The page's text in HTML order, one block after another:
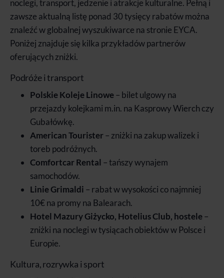
noclegi, transport, jedzenie i atrakcje kulturalne. Pełną i
zawsze aktualną listę ponad 30 tysięcy rabatów można
znaleźć w globalnej wyszukiwarce na stronie EYCA.
Poniżej znajduje się kilka przykładów partnerów
oferujących zniżki.
Podróże i transport
Polskie Koleje Linowe– bilet ulgowy na
przejazdy kolejkami m.in. na Kasprowy Wierch czy
Gubałówkę.
American Tourister– zniżki na zakup walizek i
toreb podróżnych.
Comfortcar Rental – tańszy wynajem
samochodów.
Linie Grimaldi – rabat w wysokości co najmniej
10€ na promy na Balearach.
Hotel Mazury Giżycko, Hotelius Club, hostele–
zniżki na noclegi w tysiącach obiektów w Polsce i
Europie.
Kultura, rozrywka i sport